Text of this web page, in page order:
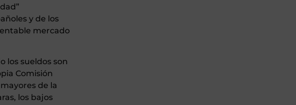
y de los
mercado
los sueldos son
Comisión
de la
los bajos